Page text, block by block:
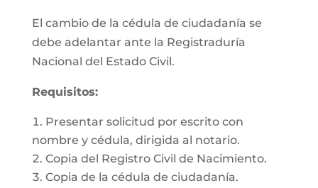
El cambio de la cédula de ciudadanía se
debe adelantar ante la Registraduría
Nacional del Estado Civil.
Requisitos:
Presentar solicitud por escrito con
nombre y cédula, dirigida al notario.
Copia del Registro Civil de Nacimiento.
Copia de la cédula de ciudadanía.